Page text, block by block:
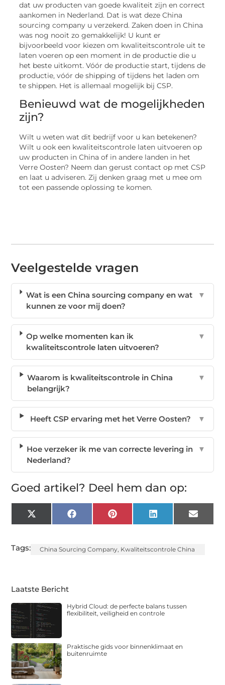
dat uw producten van goede kwaliteit zijn en correct
aankomen in Nederland. Dat is wat deze China
sourcing company u verzekerd. Zaken doen in China
was nog nooit zo gemakkelijk! U kunt er
bijvoorbeeld voor kiezen om kwaliteitscontrole uit te
laten voeren op een moment in de productie die u
het beste uitkomt. Vóór de productie start, tijdens de
productie, vóór de shipping of tijdens het laden om
te shippen. Het is allemaal mogelijk bij CSP.
Benieuwd wat de mogelijkheden
zijn?
Wilt u weten wat dit bedrijf voor u kan betekenen?
Wilt u ook een kwaliteitscontrole laten uitvoeren op
uw producten in China of in andere landen in het
Verre Oosten? Neem dan gerust contact op met CSP
en laat u adviseren. Zij denken graag met u mee om
tot een passende oplossing te komen.
Veelgestelde vragen
Wat is een China sourcing company en wat
kunnen ze voor mij doen?
▼
Op welke momenten kan ik
kwaliteitscontrole laten uitvoeren?
▼
Waarom is kwaliteitscontrole in China
belangrijk?
▼
Heeft CSP ervaring met het Verre Oosten? ▼
Hoe verzeker ik me van correcte levering in
Nederland?
▼
Goed artikel? Deel hem dan op:
X
(Twitter)
FacebookPinterest LinkedIn Email
Tags: China Sourcing Company Kwaliteitscontrole China
Laatste Bericht
Hybrid Cloud: de perfecte balans tussen
flexibiliteit, veiligheid en controle
Praktische gids voor binnenklimaat en
buitenruimte